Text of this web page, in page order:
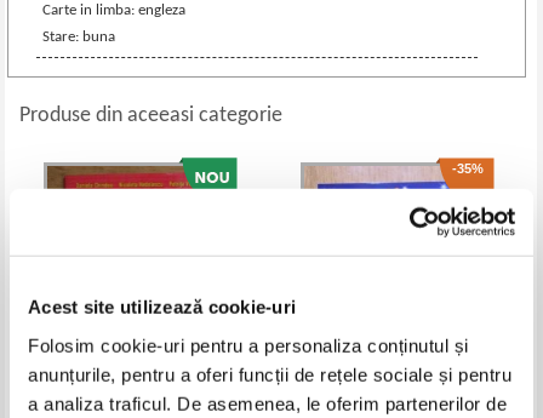
Acest site utilizează cookie-uri
Folosim cookie-uri pentru a personaliza conținutul și
anunțurile, pentru a oferi funcții de rețele sociale și pentru
a analiza traficul. De asemenea, le oferim partenerilor de
Carte in limba: engleza
Stare: buna
Produse din aceeasi categorie
-35%